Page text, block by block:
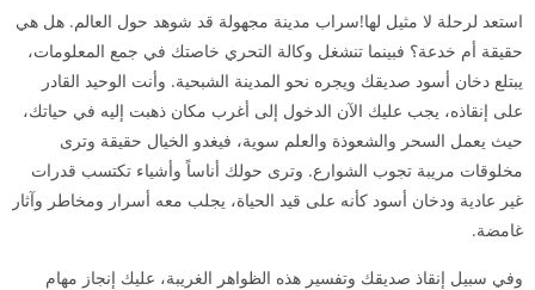
استعد لرحلة لا مثيل لها!سراب مدينة مجهولة قد شوهد حول العالم. هل هي
حقيقة أم خدعة؟ فبينما تنشغل وكالة التحري خاصتك في جمع المعلومات،
يبتلع دخان أسود صديقك ويجره نحو المدينة الشبحية. وأنت الوحيد القادر
على إنقاذه، يجب عليك الآن الدخول إلى أغرب مكان ذهبت إليه في حياتك،
حيث يعمل السحر والشعوذة والعلم سوية، فيغدو الخيال حقيقة وترى
مخلوقات مريبة تجوب الشوارع. وترى حولك أناساً وأشياء تكتسب قدرات
غير عادية ودخان أسود كأنه على قيد الحياة، يجلب معه أسرار ومخاطر وآثار
غامضة.
وفي سبيل إنقاذ صديقك وتفسير هذه الظواهر الغريبة، عليك إنجاز مهام